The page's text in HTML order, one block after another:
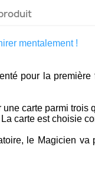
mentalement !
pour la
carte parmi trois
carte est choisie
le Magicien